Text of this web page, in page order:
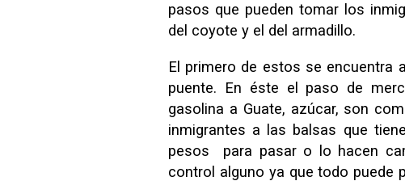
pasos que pueden tomar los
del coyote y el del armadillo.
El primero de estos se encuentra
puente. En éste el paso de
gasolina a Guate, azúcar, son
inmigrantes a las balsas que
pesos para pasar o lo hacen
control alguno ya que todo puede